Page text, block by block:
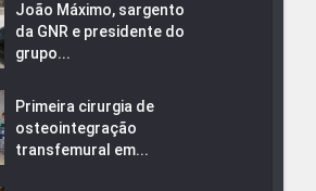
João Máximo, sargento
da GNR e presidente do
grupo...
Primeira cirurgia de
osteointegração
transfemural em...